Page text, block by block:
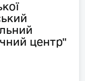
центр"